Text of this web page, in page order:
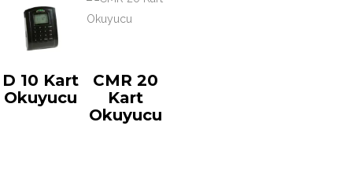
D 10 Kart
Okuyucu
CMR 20
Kart
Okuyucu